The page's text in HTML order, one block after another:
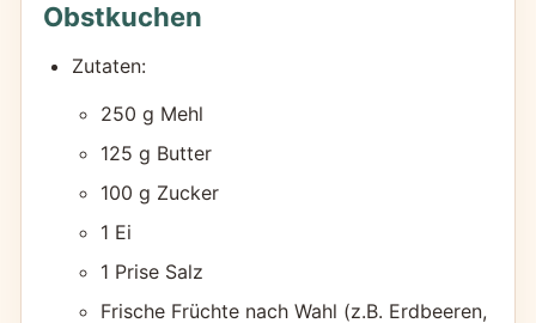
Obstkuchen
Zutaten:
250 g Mehl
125 g Butter
100 g Zucker
1 Ei
1 Prise Salz
Frische Früchte nach Wahl (z.B. Erdbeeren,